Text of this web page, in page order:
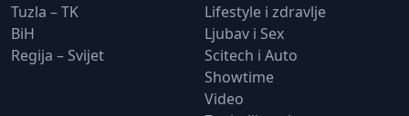
Tuzla – TK
BiH
Regija – Svijet
Lifestyle i zdravlje
Ljubav i Sex
Scitech i Auto
Showtime
Video